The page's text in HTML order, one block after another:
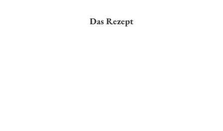
Das Rezept